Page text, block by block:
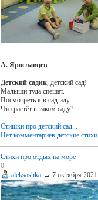
А. Ярославцев
Детский садик, детский сад!
Малыши туда спешат.
Посмотреть я в сад иду -
Что растёт в таком саду?
Стишки про детский сад...
Нет комментариев детские стихи
Стихи про отдых на море
0
aleksashka →7 октября 2021